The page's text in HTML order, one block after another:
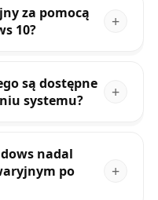
za pomocą
10?
są dostępne
systemu?
nadal
po